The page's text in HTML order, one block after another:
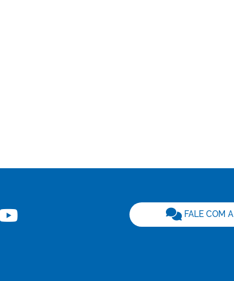
Flickr FALE COM A